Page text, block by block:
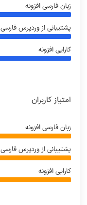
زبان فارسی افزونه
پشتیبانی از وردپرس فارسی
کارایی افزونه
امتیاز کاربران
زبان فارسی افزونه
پشتیبانی از وردپرس فارسی
کارایی افزونه